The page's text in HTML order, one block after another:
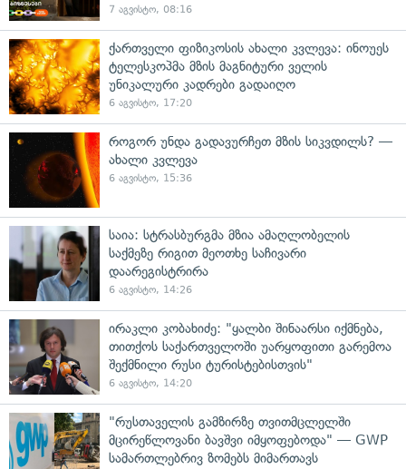
7 აგვისტო, 08:16
ქართველი ფიზიკოსის ახალი კვლევა: ინოუეს
ტელესკოპმა მზის მაგნიტური ველის
უნიკალური კადრები გადაიღო
6 აგვისტო, 17:20
როგორ უნდა გადავურჩეთ მზის სიკვდილს? —
ახალი კვლევა
6 აგვისტო, 15:36
საია: სტრასბურგმა მზია ამაღლობელის
საქმეზე რიგით მეოთხე საჩივარი
დაარეგისტრირა
6 აგვისტო, 14:26
ირაკლი კობახიძე: "ყალბი შინაარსი იქმნება,
თითქოს საქართველოში უარყოფითი გარემოა
შექმნილი რუსი ტურისტებისთვის"
6 აგვისტო, 14:20
"რუსთაველის გამზირზე თვითმცლელში
მცირეწლოვანი ბავშვი იმყოფებოდა" — GWP
სამართლებრივ ზომებს მიმართავს